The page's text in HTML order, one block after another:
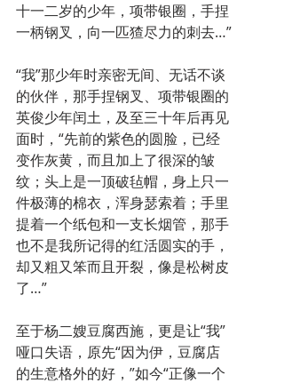
十一二岁的少年，项带银圈，手捏
一柄钢叉，向一匹猹尽力的刺去…”
“我”那少年时亲密无间、无话不谈
的伙伴，那手捏钢叉、项带银圈的
英俊少年闰土，及至三十年后再见
面时，“先前的紫色的圆脸，已经
变作灰黄，而且加上了很深的皱
纹；头上是一顶破毡帽，身上只一
件极薄的棉衣，浑身瑟索着；手里
提着一个纸包和一支长烟管，那手
也不是我所记得的红活圆实的手，
却又粗又笨而且开裂，像是松树皮
了…”
至于杨二嫂豆腐西施，更是让“我”
哑口失语，原先“因为伊，豆腐店
的生意格外的好，”如今“正像一个